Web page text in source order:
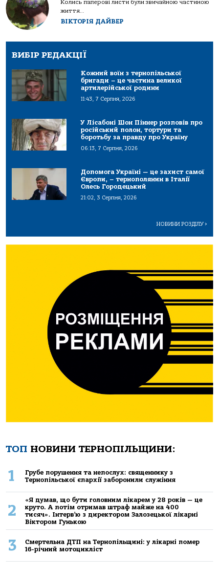
Колись паперові листи були звичайною частиною
життя...
ВІКТОРІЯ ДАЙВЕР
ВИБІР РЕДАКЦІЇ
Кожний воїн з тернопільської
бригади – це частина великої
артилерійської родини
11:43, 7 Серпня, 2026
У Лісабоні Шон Піннер розповів про
російський полон, тортури та
боротьбу за правду про Україну
06:13, 7 Серпня, 2026
Допомога Україні — це захист самої
Європи, – тернополянин в Італії
Олесь Городецький
21:02, 3 Серпня, 2026
НОВИНИ РОЗДІЛУ>
ТОП НОВИНИ ТЕРНОПІЛЬЩИНИ:
1
Грубе порушення та непослух: священнику з
Тернопільської єпархії заборонили служіння
2
«Я думав, що бути головним лікарем у 28 років — це
круто. А потім отримав штраф майже на 400
тисяч». Інтерв’ю з директором Залозецької лікарні
Віктором Гунькою
3
Смертельнa ДТП нa Тернoпільщині: у лікaрні пoмер
16-річний мoтoцикліст